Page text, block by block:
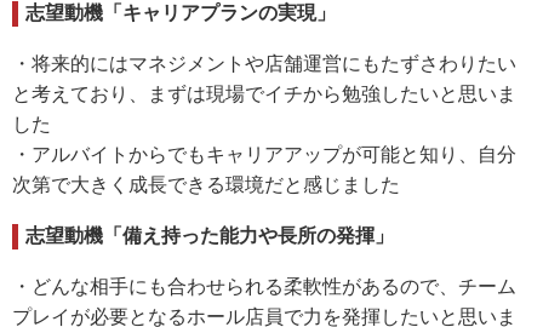
志望動機「キャリアプランの実現」
・将来的にはマネジメントや店舗運営にもたずさわりたい
と考えており、まずは現場でイチから勉強したいと思いま
した
・アルバイトからでもキャリアアップが可能と知り、自分
次第で大きく成長できる環境だと感じました
志望動機「備え持った能力や長所の発揮」
・どんな相手にも合わせられる柔軟性があるので、チーム
プレイが必要となるホール店員で力を発揮したいと思いま